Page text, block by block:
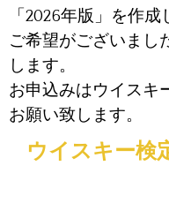
「 2026年版」を作成
ご希望がございまし
します。
お申込みはウイスキ
お願い致します。
ウイスキー検